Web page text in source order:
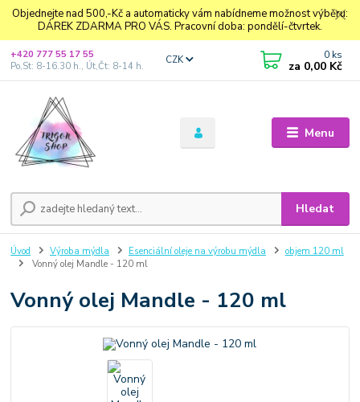
Objednejte nad 500,-Kč a automaticky vám nabídneme možnost výběru:
DÁREK ZDARMA PRO VÁS. Pracovní doba: pondělí-čtvrtek.
Menu
CZK
Hledat
+420 777 55 17 55
Po,St: 8-16.30 h., Út,Čt: 8-14 h.
0 ks
za 0,00 Kč
Úvod Výroba mýdla Esenciální oleje na výrobu mýdla
objem 120 ml
Vonný olej Mandle - 120 ml
Vonný olej Mandle - 120 ml